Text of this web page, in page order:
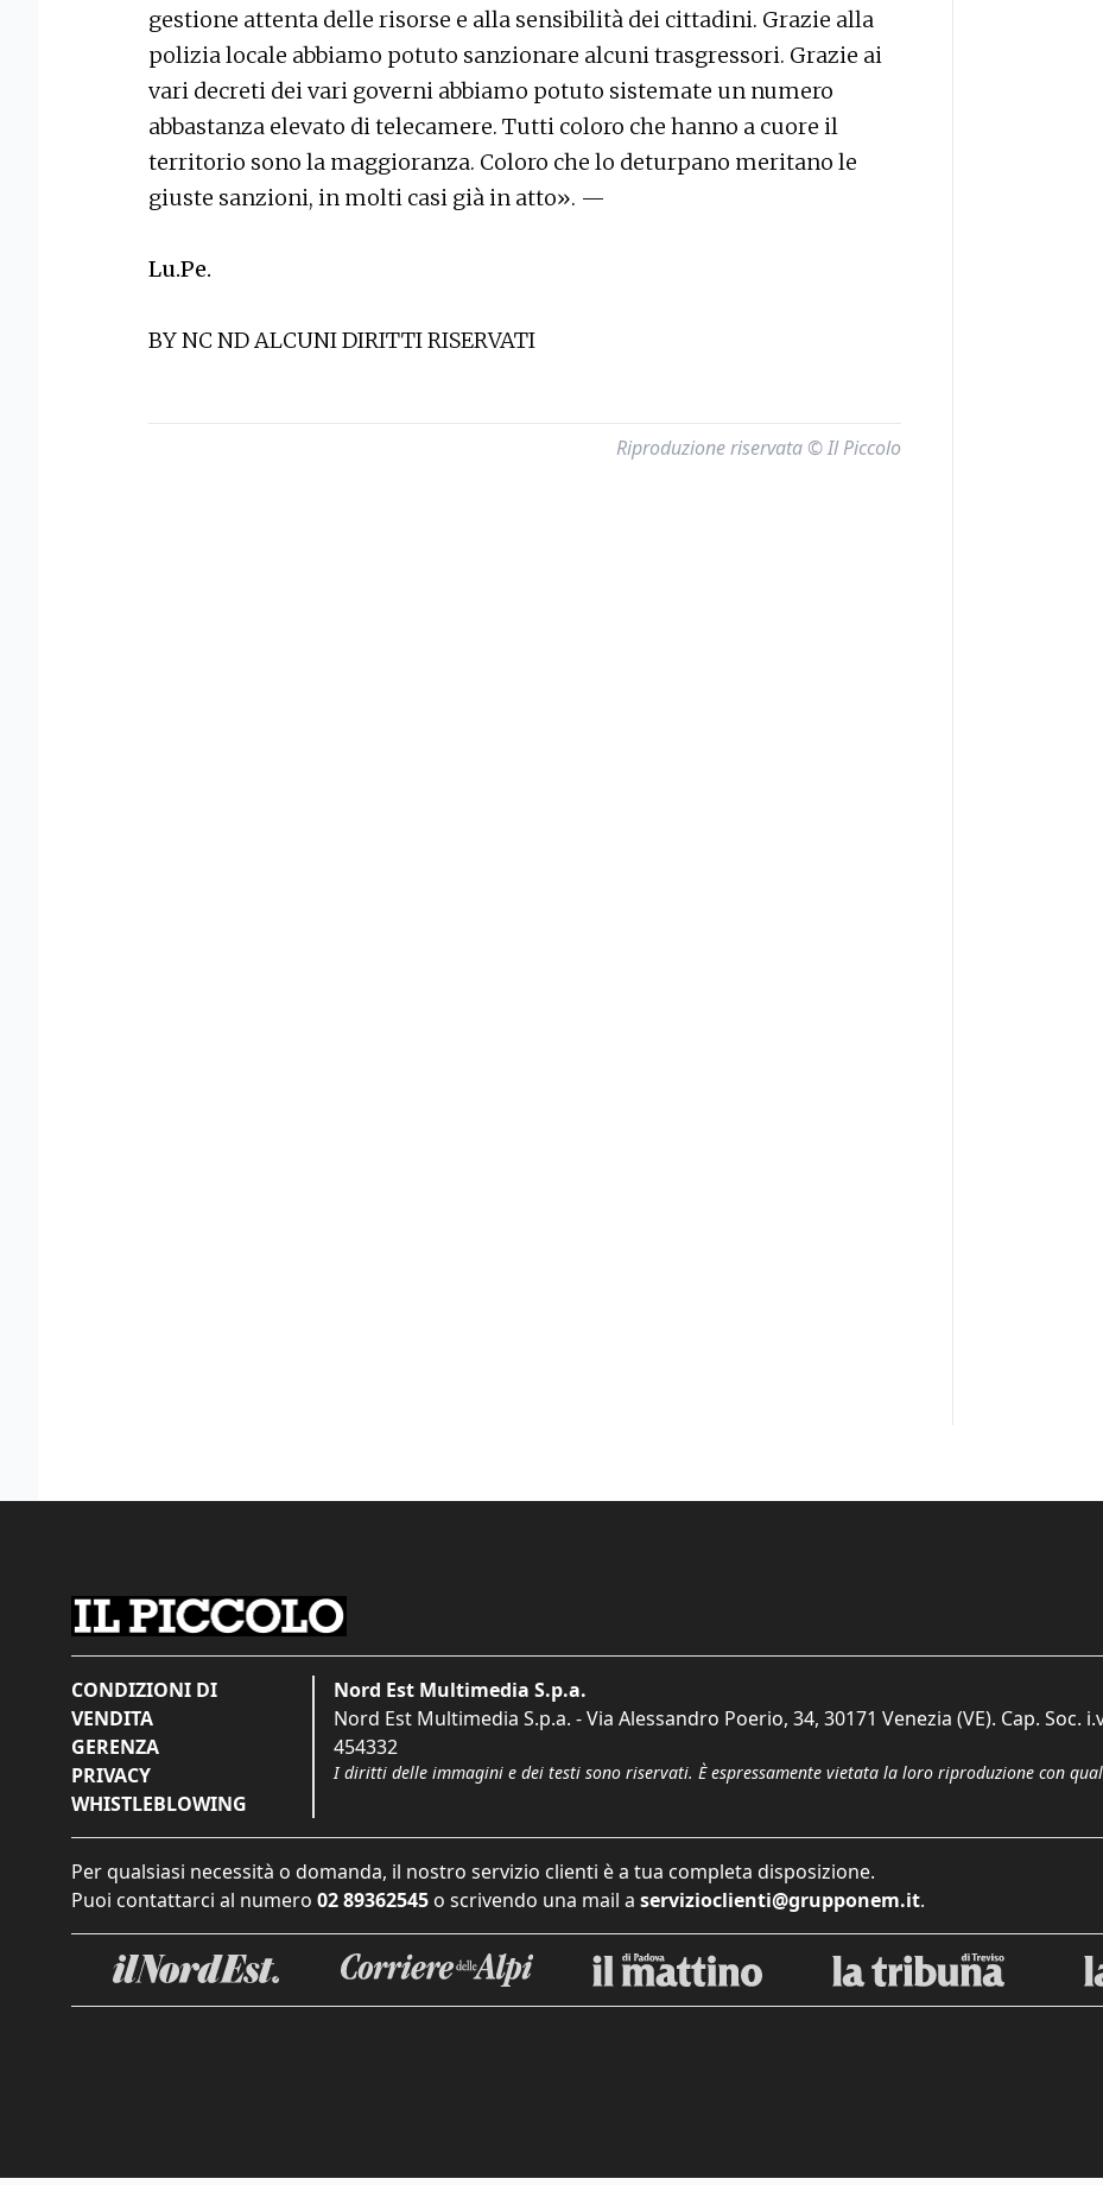
gestione attenta delle risorse e alla sensibilità dei cittadini. Grazie alla
polizia locale abbiamo potuto sanzionare alcuni trasgressori. Grazie ai
vari decreti dei vari governi abbiamo potuto sistemate un numero
abbastanza elevato di telecamere. Tutti coloro che hanno a cuore il
territorio sono la maggioranza. Coloro che lo deturpano meritano le
giuste sanzioni, in molti casi già in atto». —
Lu.Pe.
BY NC ND ALCUNI DIRITTI RISERVATI
Riproduzione riservata © Il Piccolo
CONDIZIONI DI
VENDITA
GERENZA
PRIVACY
WHISTLEBLOWING
Nord Est Multimedia S.p.a.
Nord Est Multimedia S.p.a. - Via Alessandro Poerio, 34, 30171 Venezia (VE). Cap. Soc.
454332
I diritti delle immagini e dei testi sono riservati. È espressamente vietata la loro riproduzione con
Per qualsiasi necessità o domanda, il nostro servizio clienti è a tua completa disposizione.
Puoi contattarci al numero 02 89362545 o scrivendo una mail a servizioclienti@grupponem.it.